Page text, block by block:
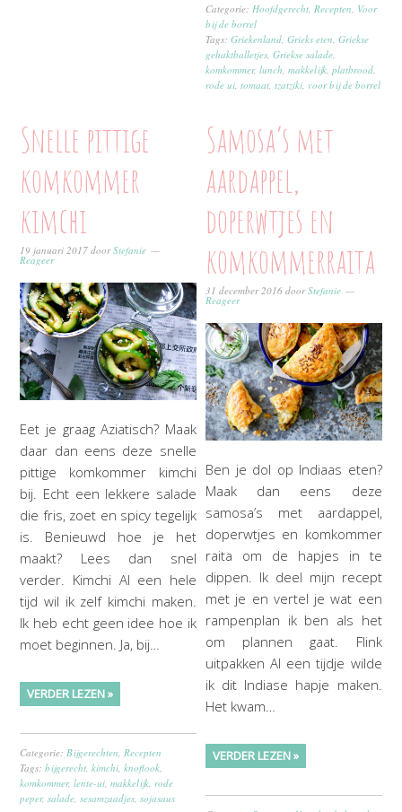
Categorie: Hoofdgerecht Recepten Voor
bij de borrel
Tags:Griekenland ,Grieks eten ,Griekse
gehaktballetjes ,Griekse salade
komkommer,lunch ,makkelijk ,platbrood
rode ui ,tomaat ,tzatziki voor bij de borrel
Snelle pittige
komkommer
kimchi
19 januari 2017 doorStefanie
Reageer
Eet je graag Aziatisch? Maak
daar dan eens deze snelle
pittige komkommer kimchi
bij. Echt een lekkere salade
die fris, zoet en spicy tegelijk
is. Benieuwd hoe je het
maakt? Lees dan snel
verder. Kimchi Al een hele
tijd wil ik zelf kimchi maken.
Ik heb echt geen idee hoe ik
moet beginnen. Ja, bij…
VERDER LEZEN »
Categorie: Bijgerechten Recepten
Tags:bijgerecht ,kimchi ,knoflook
komkommer,lente-ui ,makkelijk rode
peper,salade ,sesamzaadjes ,sojasaus
Samosa’s met
aardappel,
doperwtjes en
komkommerraita
31 december 2016 doorStefanie
Reageer
Ben je dol op Indiaas eten?
Maak dan eens deze
samosa’s met aardappel,
doperwtjes en komkommer
raita om de hapjes in te
dippen. Ik deel mijn recept
met je en vertel je wat een
rampenplan ik ben als het
om plannen gaat. Flink
uitpakken Al een tijdje wilde
ik dit Indiase hapje maken.
Het kwam…
VERDER LEZEN »